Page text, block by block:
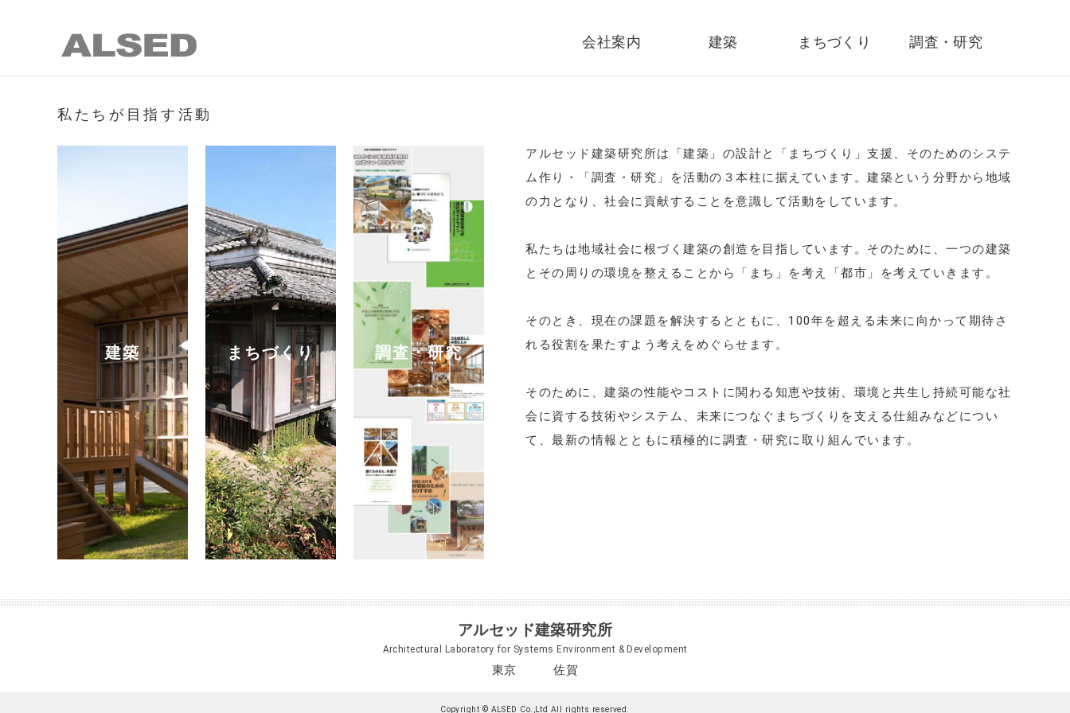
会社案内 建築 まちづくり 調査・研究
私たちが目指す活動
建築 まちづくり 調査・研究
アルセッド建築研究所は「建築」の設計と「まちづくり」支援、そのためのシステ
ム作り・「調査・研究」を活動の３本柱に据えています。建築という分野から地域
の力となり、社会に貢献することを意識して活動をしています。
私たちは地域社会に根づく建築の創造を目指しています。そのために、一つの建築
とその周りの環境を整えることから「まち」を考え「都市」を考えていきます。
そのとき、現在の課題を解決するとともに、100年を超える未来に向かって期待さ
れる役割を果たすよう考えをめぐらせます。
そのために、建築の性能やコストに関わる知恵や技術、環境と共生し持続可能な社
会に資する技術やシステム、未来につなぐまちづくりを支える仕組みなどについ
て、最新の情報とともに積極的に調査・研究に取り組んでいます。
アルセッド建築研究所
Architectural Laboratory for Systems Environment & Development
東京 佐賀
Copyright © ALSED Co.,Ltd All rights reserved.